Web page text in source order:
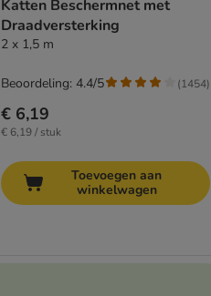
Katten Beschermnet met
Draadversterking
2 x 1,5 m
€ 6,19
€ 6,19 / stuk
Beoordeling: 4.4/5 (1454)
Toevoegen aan
winkelwagen